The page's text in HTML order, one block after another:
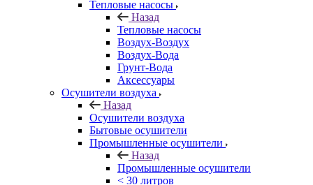
Тепловые насосы
Назад
Тепловые насосы
Воздух-Воздух
Воздух-Вода
Грунт-Вода
Аксессуары
Осушители воздуха
Назад
Осушители воздуха
Бытовые осушители
Промышленные осушители
Назад
Промышленные осушители
< 30 литров